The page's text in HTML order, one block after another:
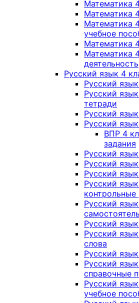
Математика
Математика
Математика
учебное
Математика
Математика
деятельность
Русский язык 4
Русский
Русский
тетради
Русский
Русский
ВПР 4
задания
Русский
Русский
Русский
Русский
контрольные
Русский
Русский
Русский
слова
Русский
Русский
справочные
Русский
учебное